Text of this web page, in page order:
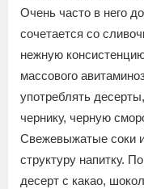
Очень часто в него
сочетается со
нежную
массового
употреблять
чернику, черную
Свежевыжатые соки
структуру напитку.
десерт с какао,